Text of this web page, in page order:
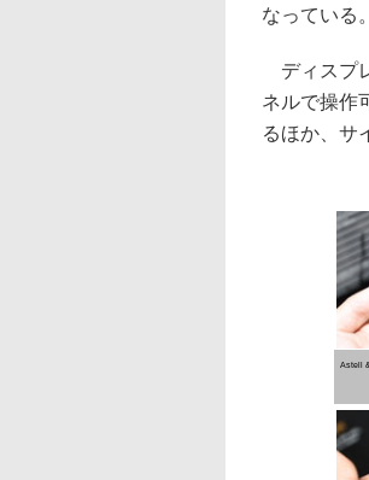
なっている。
ディスプ
ネルで操作
るほか、サ
Astell